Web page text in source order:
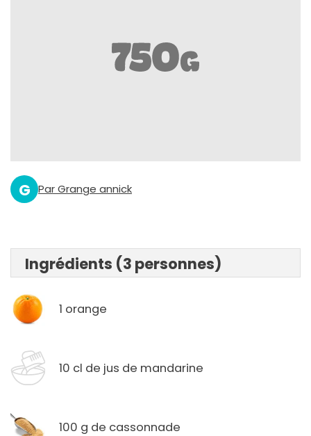
G Par Grange annick
Ingrédients (3 personnes)
1 orange
10 cl de jus de mandarine
100 g de cassonnade